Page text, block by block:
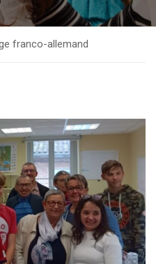
franco-allemand